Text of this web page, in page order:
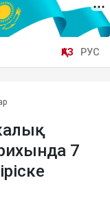
ҚАЗ РУС
7